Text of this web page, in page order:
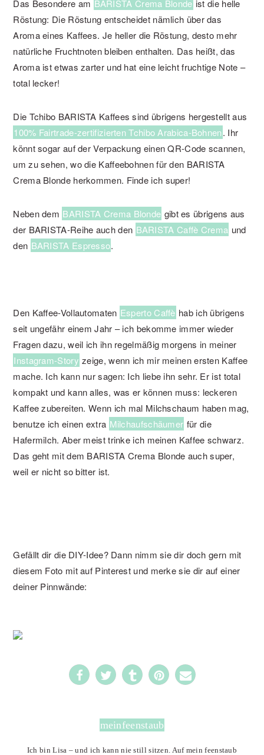
Das Besondere am BARISTA Crema Blonde ist die helle
Röstung: Die Röstung entscheidet nämlich über das
Aroma eines Kaffees. Je heller die Röstung, desto mehr
natürliche Fruchtnoten bleiben enthalten. Das heißt, das
Aroma ist etwas zarter und hat eine leicht fruchtige Note –
total lecker!
Die Tchibo BARISTA Kaffees sind übrigens hergestellt aus
100% Fairtrade-zertifizierten Tchibo Arabica-Bohnen. Ihr
könnt sogar auf der Verpackung einen QR-Code scannen,
um zu sehen, wo die Kaffeebohnen für den BARISTA
Crema Blonde herkommen. Finde ich super!
Neben dem BARISTA Crema Blonde gibt es übrigens aus
der BARISTA-Reihe auch den BARISTA Caffè Crema und
den BARISTA Espresso.
Den Kaffee-Vollautomaten Esperto Caffè hab ich übrigens
seit ungefähr einem Jahr – ich bekomme immer wieder
Fragen dazu, weil ich ihn regelmäßig morgens in meiner
Instagram-Story zeige, wenn ich mir meinen ersten Kaffee
mache. Ich kann nur sagen: Ich liebe ihn sehr. Er ist total
kompakt und kann alles, was er können muss: leckeren
Kaffee zubereiten. Wenn ich mal Milchschaum haben mag,
benutze ich einen extra Milchaufschäumer für die
Hafermilch. Aber meist trinke ich meinen Kaffee schwarz.
Das geht mit dem BARISTA Crema Blonde auch super,
weil er nicht so bitter ist.
Gefällt dir die DIY-Idee? Dann nimm sie dir doch gern mit
diesem Foto mit auf Pinterest und merke sie dir auf einer
deiner Pinnwände:
786
meinfeenstaub
Ich bin Lisa – und ich kann nie still sitzen. Auf mein feenstaub